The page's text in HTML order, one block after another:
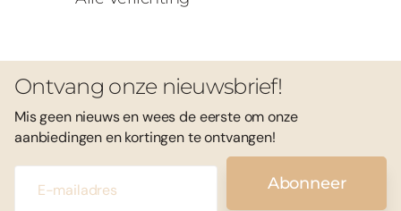
Ontvang onze nieuwsbrief!
Mis geen nieuws en wees de eerste om onze
aanbiedingen en kortingen te ontvangen!
Abonneer